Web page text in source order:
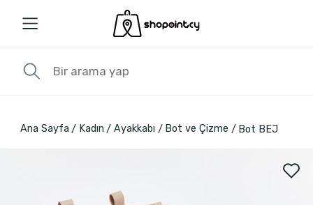
Ana Sayfa Kadın Ayakkabı Bot ve Çizme Bot BEJ